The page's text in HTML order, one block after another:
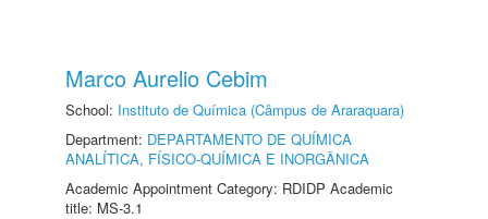
Marco Aurelio Cebim
School: Instituto de Química (Câmpus de Araraquara)
Department: DEPARTAMENTO DE QUÍMICA
ANALÍTICA, FÍSICO-QUÍMICA E INORGÂNICA
Academic Appointment Category: RDIDP Academic
title: MS-3.1